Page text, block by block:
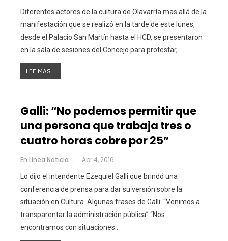
Diferentes actores de la cultura de Olavarría mas allá de la
manifestación que se realizó en la tarde de este lunes,
desde el Palacio San Martín hasta el HCD, se presentaron
en la sala de sesiones del Concejo para protestar,…
LEE MAS...
Galli: “No podemos permitir que
una persona que trabaja tres o
cuatro horas cobre por 25”
En Linea Noticias Abr 4, 2016
Lo dijo el intendente Ezequiel Galli que brindó una
conferencia de prensa para dar su versión sobre la
situación en Cultura. Algunas frases de Galli: “Venimos a
transparentar la administración pública” “Nos
encontramos con situaciones…